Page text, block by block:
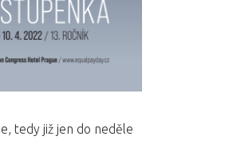
tedy již jen do neděle